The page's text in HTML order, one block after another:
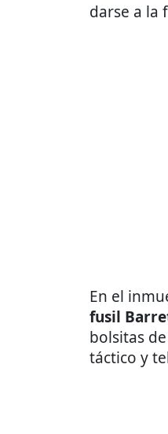
darse a la
En el
fusil
bolsitas
táctico y